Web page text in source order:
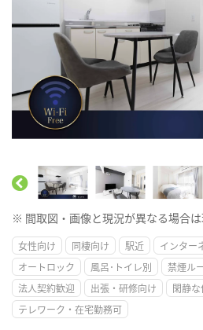
※ 間取図・画像と現況が異なる場合は
女性向け 同棲向け 駅近 インター
オートロック
風呂･トイレ別 禁煙ル
法人契約歓迎
出張・研修向け 閑静
テレワーク・在宅勤務可